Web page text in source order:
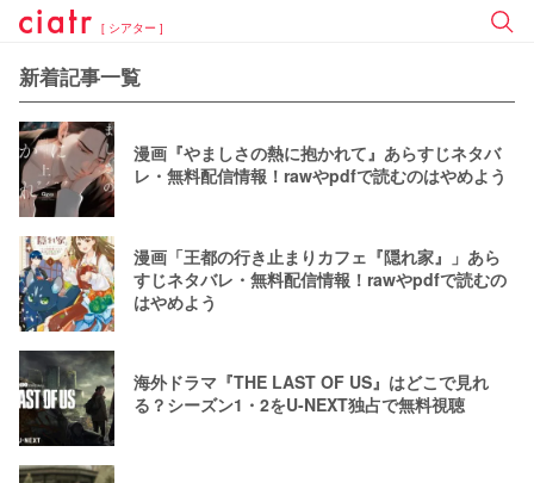
[ シアター ]
新着記事一覧
漫画『やましさの熱に抱かれて』あらすじネタバ
レ・無料配信情報！rawやpdfで読むのはやめよう
漫画「王都の行き止まりカフェ『隠れ家』」あら
すじネタバレ・無料配信情報！rawやpdfで読むの
はやめよう
海外ドラマ『THE LAST OF US』はどこで見れ
る？シーズン1・2をU-NEXT独占で無料視聴